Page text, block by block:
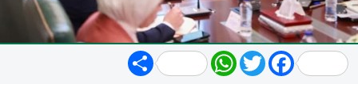
Share WhatsApp
TwitterFacebook